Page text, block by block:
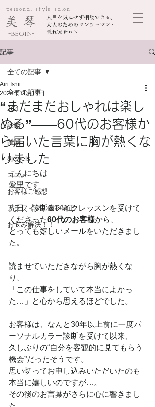
personal style salon
美 琴
-begin-
人目を気にせず相談できる、
大人のためのマンツーマン・
隠れ家サロン
記事
全ての記事
JO1
診断
雑談
8jewels
コスメ
お客様ご感想
アラフィフの歯科矯正
お悩み解決！！
全ての記事
“まだまだおしゃれは楽し
める”——60代のお客様か
ら届いた言葉に胸が熱くな
りました
Airi Ishii
2025年11月19日
こんにちは
愛里です
先日、診断＆メイクレッスンを受けて
くださった60代のお客様から、
とっても嬉しいメールをいただきまし
た。
読ませていただきながら胸が熱くな
り、
「この仕事をしていて本当によかっ
た…」と心から思えるほどでした。
お客様は、なんと30年以上前に一度パ
ーソナルカラー診断を受けて以来、
久しぶりの“自分を客観的に見てもらう
機会”だったそうです。
思い切ってお申し込みいただいたのも
本当に嬉しいのですが…。
その後のお言葉がさらに心に響きまし